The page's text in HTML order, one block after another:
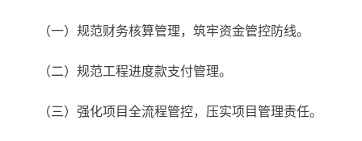
（一）规范财务核算管理，筑牢资金管控防线。
（二）规范工程进度款支付管理。
（三）强化项目全流程管控，压实项目管理责任。